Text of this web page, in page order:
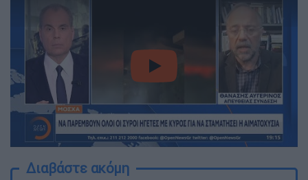
video
Διαβάστε ακόμη